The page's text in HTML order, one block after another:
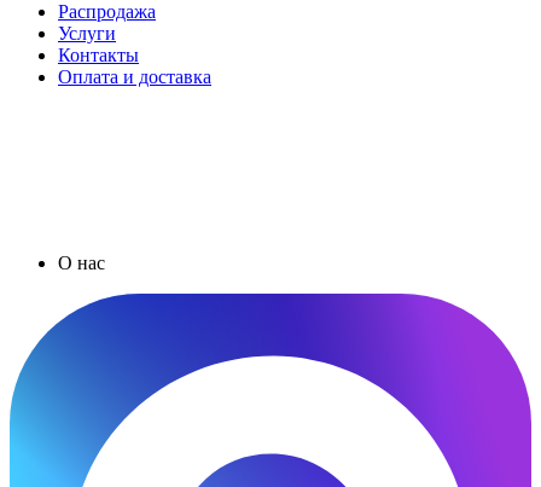
Распродажа
Услуги
Контакты
Оплата и доставка
О нас